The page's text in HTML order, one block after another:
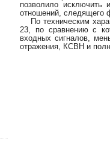
позволило исключить
отношений, следящего
По техническим
23, по сравнению с
входных сигналов,
отражения, КСВН и